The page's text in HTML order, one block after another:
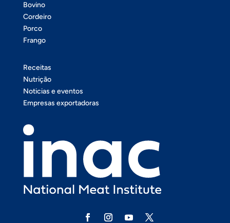
Bovino
Cordeiro
Porco
Frango
Receitas
Nutrição
Noticias e eventos
Empresas exportadoras